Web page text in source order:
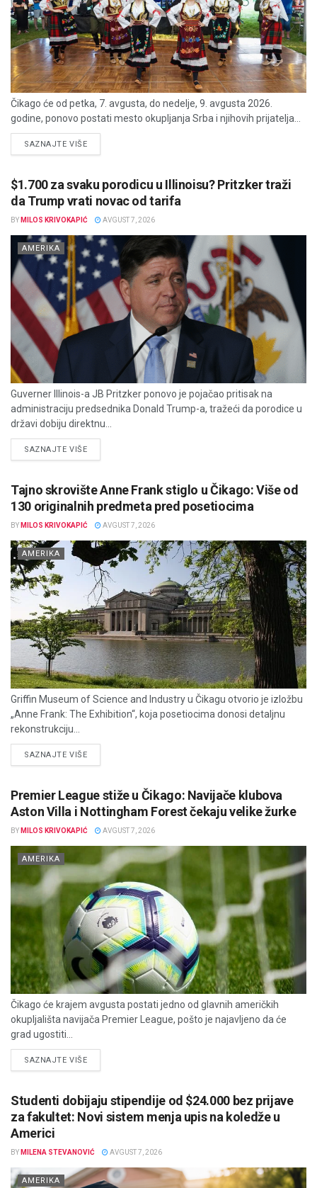
Čikago će od petka, 7. avgusta, do nedelje, 9. avgusta 2026.
godine, ponovo postati mesto okupljanja Srba i njihovih prijatelja...
SAZNAJTE VIŠEDETAILS
$1.700 za svaku porodicu u Illinoisu? Pritzker traži
da Trump vrati novac od tarifa
BY MILOS KRIVOKAPIĆ AVGUST 7, 2026
AMERIKA
Guverner Illinois-a JB Pritzker ponovo je pojačao pritisak na
administraciju predsednika Donald Trump-a, tražeći da porodice u
državi dobiju direktnu...
SAZNAJTE VIŠEDETAILS
Tajno skrovište Anne Frank stiglo u Čikago: Više od
130 originalnih predmeta pred posetiocima
BY MILOS KRIVOKAPIĆ AVGUST 7, 2026
AMERIKA
Griffin Museum of Science and Industry u Čikagu otvorio je izložbu
„Anne Frank: The Exhibition“, koja posetiocima donosi detaljnu
rekonstrukciju...
SAZNAJTE VIŠEDETAILS
Premier League stiže u Čikago: Navijače klubova
Aston Villa i Nottingham Forest čekaju velike žurke
BY MILOS KRIVOKAPIĆ AVGUST 7, 2026
AMERIKA
Čikago će krajem avgusta postati jedno od glavnih američkih
okupljališta navijača Premier League, pošto je najavljeno da će
grad ugostiti...
SAZNAJTE VIŠEDETAILS
Studenti dobijaju stipendije od $24.000 bez prijave
za fakultet: Novi sistem menja upis na koledže u
Americi
BY MILENA STEVANOVIĆ AVGUST 7, 2026
AMERIKA